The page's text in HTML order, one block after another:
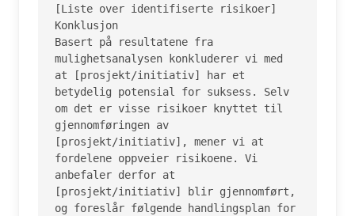
[Liste over identifiserte risikoer]
Konklusjon
Basert på resultatene fra
mulighetsanalysen konkluderer vi med
at [prosjekt/initiativ] har et
betydelig potensial for suksess. Selv
om det er visse risikoer knyttet til
gjennomføringen av
[prosjekt/initiativ], mener vi at
fordelene oppveier risikoene. Vi
anbefaler derfor at
[prosjekt/initiativ] blir gjennomført,
og foreslår følgende handlingsplan for